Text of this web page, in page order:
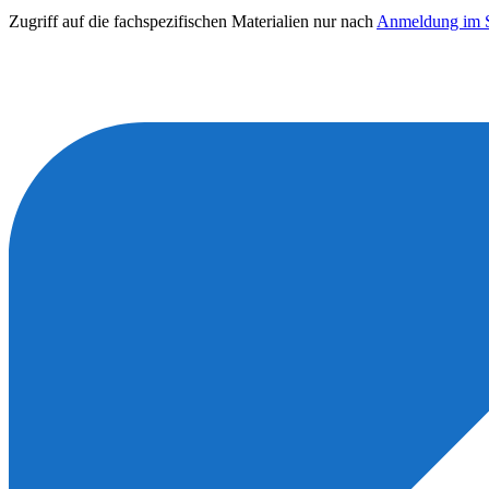
Zugriff auf die fachspezifischen Materialien nur nach Anmeldung im